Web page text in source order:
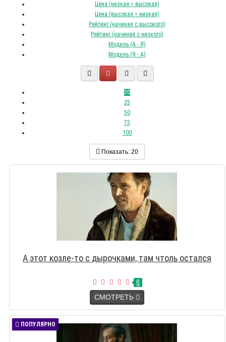
Цена (низкая > высокая)
Цена (высокая > низкая)
Рейтинг (начиная с высокого)
Рейтинг (начиная с низкого)
Модель (А - Я)
Модель (Я - А)
20
25
50
75
100
Показать: 20
А этот козле-то с дырочками, там чтоль остался
0
СМОТРЕТЬ
ПОПУЛЯРНО